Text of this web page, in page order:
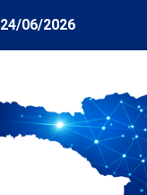
24/06/2026